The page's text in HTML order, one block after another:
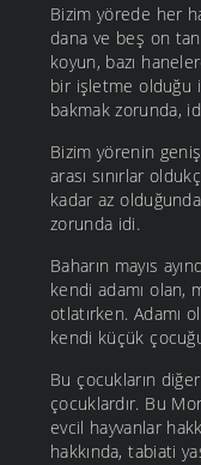
Bizim yörede her
dana ve beş on
koyun, bazı
bir işletme olduğu
bakmak zorunda,
Bizim yörenin
arası sınırlar
kadar az
zorunda idi.
Baharın mayıs
kendi adamı olan,
otlatırken. Adamı
kendi küçük
Bu çocukların
çocuklardır. Bu
evcil hayvanlar
hakkında, tabiati